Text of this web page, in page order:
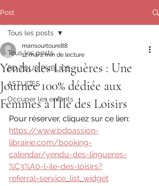
Post
Tous les posts
BD TOUS PUBLICS
ASTUCES
Occuper les enfants
Tous les posts
Yendu des Linguères : Une
Journée 100% dédiée aux
Femmes à l’Île des Loisirs
mansourtoure88
12 mai2 min de lecture
Pour réserver, cliquez sur ce lien:
https://www.bdpassion-
librairie.com/booking-
calendar/yendu-des-lingueres-
%C3%A0-l-ile-des-loisirs?
referral=service_list_widget